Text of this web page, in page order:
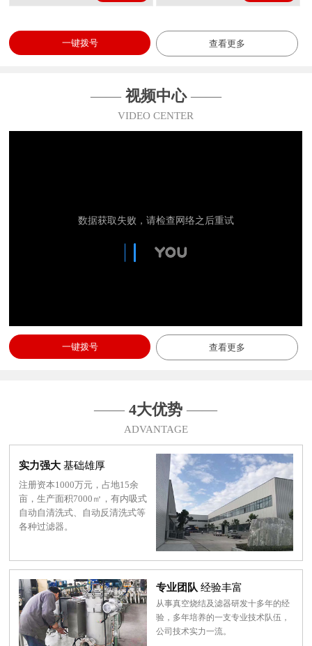
一键拨号 查看更多
—— 视频中心——
VIDEO CENTER
一键拨号 查看更多
——4大优势 ——
ADVANTAGE
实力强大 基础雄厚
注册资本1000万元，占地15余
亩，生产面积7000㎡，有内吸式
自动自清洗式、自动反清洗式等
各种过滤器。
专业团队 经验丰富
从事真空烧结及滤器研发十多年的经
验，多年培养的一支专业技术队伍，
公司技术实力一流。